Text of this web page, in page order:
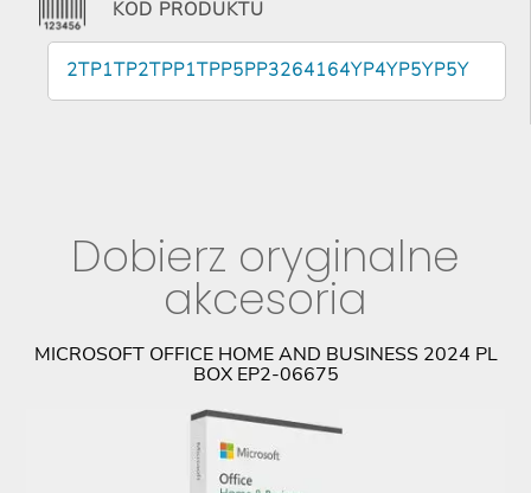
KOD PRODUKTU
2TP1TP2TPP1TPP5PP3264164YP4YP5YP5Y
Dobierz oryginalne
akcesoria
MICROSOFT OFFICE HOME AND BUSINESS 2024 PL
BOX EP2-06675